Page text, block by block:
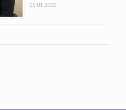
25.01.2022